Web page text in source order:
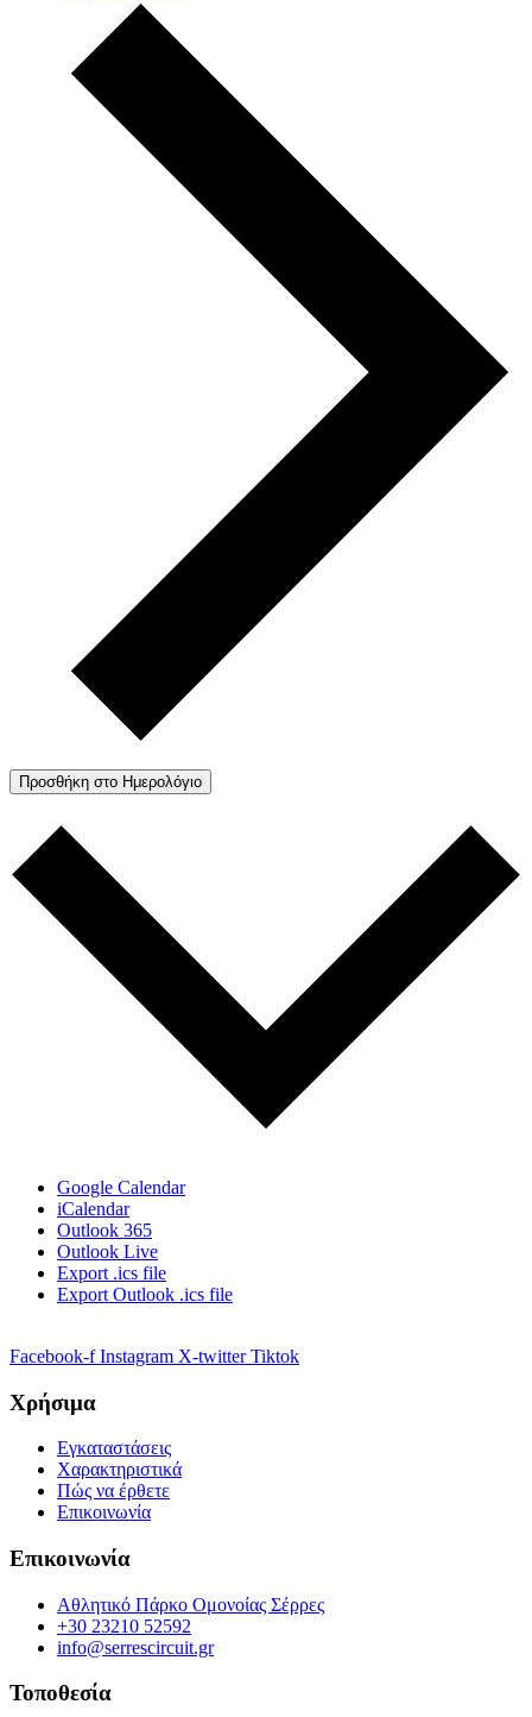
Προσθήκη στο Ημερολόγιο
Google Calendar
iCalendar
Outlook 365
Outlook Live
Export .ics file
Export Outlook .ics file
Facebook-f Instagram X-twitter Tiktok
Χρήσιμα
Εγκαταστάσεις
Χαρακτηριστικά
Πώς να έρθετε
Επικοινωνία
Επικοινωνία
Αθλητικό Πάρκο Ομονοίας Σέρρες
+30 23210 52592
info@serrescircuit.gr
Τοποθεσία